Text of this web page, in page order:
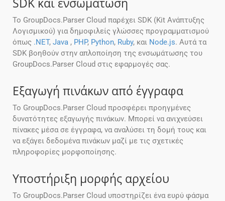
Το GroupDocs.Parser Cloud παρέχει SDK (Kit Ανάπτυξης
Λογισμικού) για δημοφιλείς γλώσσες προγραμματισμού
όπως .NET, Java , PHP, Python, Ruby, και Node.js. Αυτά τα
SDK βοηθούν στην απλοποίηση της ενσωμάτωσης του
GroupDocs.Parser Cloud στις εφαρμογές σας.
Εξαγωγή πινάκων από έγγραφα
Το GroupDocs.Parser Cloud προσφέρει προηγμένες
δυνατότητες εξαγωγής πινάκων. Μπορεί να ανιχνεύσει
πίνακες μέσα σε έγγραφα, να αναλύσει τη δομή τους και
να εξάγει δεδομένα πινάκων μαζί με τις σχετικές
πληροφορίες μορφοποίησης.
Υποστήριξη μορφής αρχείου
Το GroupDocs.Parser Cloud υποστηρίζει ένα ευρύ φάσμα